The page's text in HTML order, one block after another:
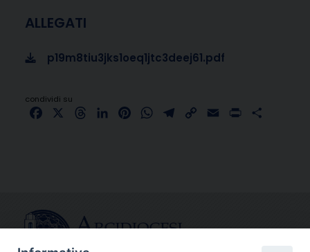
ALLEGATI
p19m8tiu3jks1oeq1jtc3deej61.pdf
condividi su
FacebookThreadsLinkedInPinterestWhatsApp
Telegram
Copy Email Print